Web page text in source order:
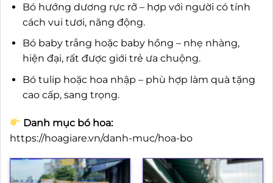
Bó hướng dương rực rỡ – hợp với người có tính
cách vui tươi, năng động.
Bó baby trắng hoặc baby hồng – nhẹ nhàng,
hiện đại, rất được giới trẻ ưa chuộng.
Bó tulip hoặc hoa nhập – phù hợp làm quà tặng
cao cấp, sang trọng.
Danh mục bó hoa:
https://hoagiare.vn/danh-muc/hoa-bo